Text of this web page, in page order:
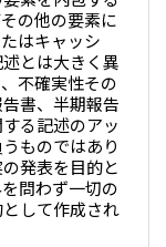
の他の要素に
はキャッシ
とは大きく異
不確実性その
書、半期報告
る記述のアッ
ものではあり
発表を目的と
問わず一切の
して作成され